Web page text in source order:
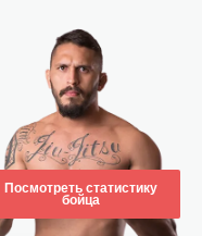
Посмотреть статистику
бойца